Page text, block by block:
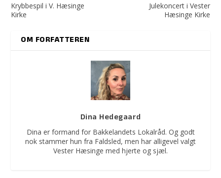
Krybbespil i V. Hæsinge
Kirke
Julekoncert i Vester
Hæsinge Kirke
OM FORFATTEREN
Dina Hedegaard
Dina er formand for Bakkelandets Lokalråd. Og godt
nok stammer hun fra Faldsled, men har alligevel valgt
Vester Hæsinge med hjerte og sjæl.